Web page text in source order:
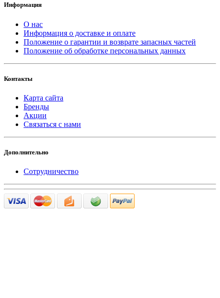
Информация
О нас
Информация о доставке и оплате
Положение о гарантии и возврате запасных частей
Положение об обработке персональных данных
Контакты
Карта сайта
Бренды
Акции
Связаться с нами
Дополнительно
Сотрудничество